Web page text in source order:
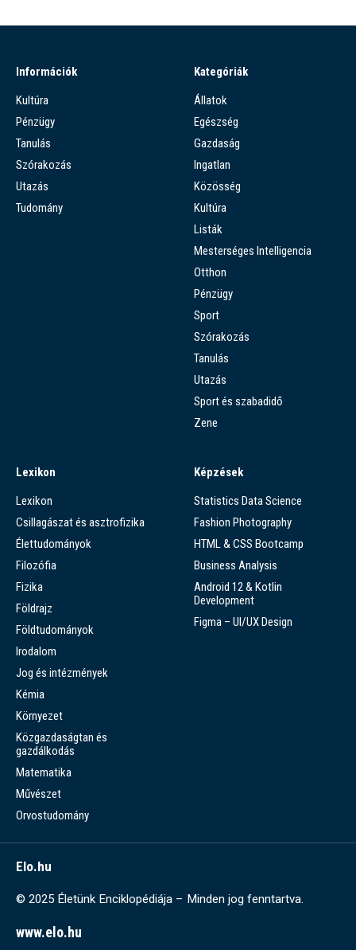
Információk
Kultúra
Pénzügy
Tanulás
Szórakozás
Utazás
Tudomány
Kategóriák
Állatok
Egészség
Gazdaság
Ingatlan
Közösség
Kultúra
Listák
Mesterséges Intelligencia
Otthon
Pénzügy
Sport
Szórakozás
Tanulás
Utazás
Sport és szabadidő
Zene
Lexikon
Lexikon
Csillagászat és asztrofizika
Élettudományok
Filozófia
Fizika
Földrajz
Földtudományok
Irodalom
Jog és intézmények
Kémia
Környezet
Közgazdaságtan és
gazdálkodás
Matematika
Művészet
Orvostudomány
Képzések
Statistics Data Science
Fashion Photography
HTML & CSS Bootcamp
Business Analysis
Android 12 & Kotlin
Development
Figma – UI/UX Design
Elo.hu
© 2025 Életünk Enciklopédiája – Minden jog fenntartva.
www.elo.hu